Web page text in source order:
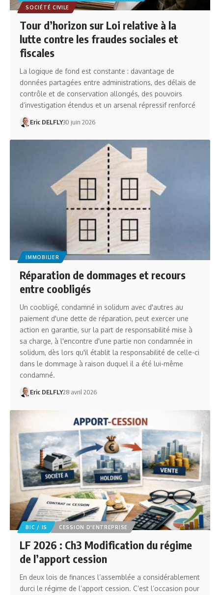
SOCIÉTÉ CIVILE
Tour d’horizon sur Loi relative à la
lutte contre les fraudes sociales et
fiscales
La logique de fond est constante : davantage de
données partagées entre administrations, des délais de
contrôle et de conservation allongés, des pouvoirs
d’investigation étendus et un arsenal répressif renforcé
Eric DELFLY30 juin 2026
IMMOBILIER
Réparation de dommages et recours
entre coobligés
Un coobligé, condamné in solidum avec d'autres au
paiement d'une dette de réparation, peut exercer une
action en garantie, sur la part de responsabilité mise à
sa charge, à l'encontre d'une partie non condamnée in
solidum, dès lors qu'il établit la responsabilité de celle-ci
dans le dommage à raison duquel il a été lui-même
condamné.
Eric DELFLY28 avril 2026
BIC / IS CESSION D'ENTREPRISE
LF 2026 : Ch3 Modification du régime
de l’apport cession
En deux lois de finances l’assemblée a considérablement
durci le régime de l’apport cession. C’est l’occasion pour